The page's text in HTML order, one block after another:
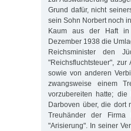
Grund dafür, nicht
sein Sohn Norbert noch
Kaum aus der Haft in
Dezember 1938 die
Reichsminister den
"Reichsfluchtsteuer",
sowie von anderen
zwangsweise einem
vorzubereiten hatte;
Darboven über, die dort
Treuhänder der Firma
"Arisierung". In seiner